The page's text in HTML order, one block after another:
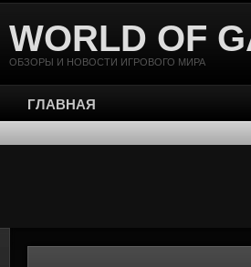
WORLD OF
ОБЗОРЫ И НОВОСТИ ИГРОВОГО МИРА
ГЛАВНАЯ